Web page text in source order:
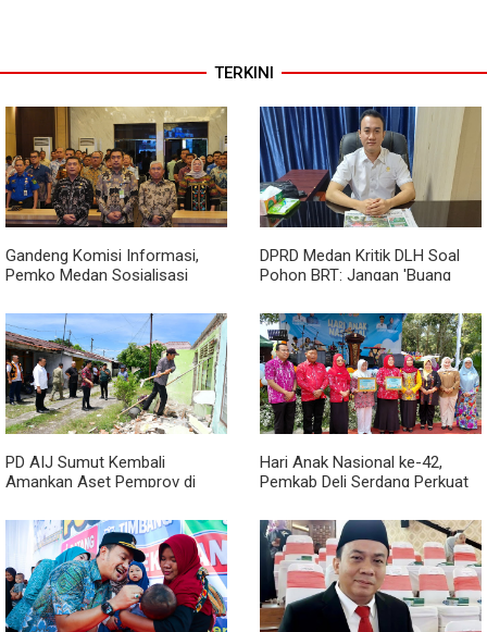
TERKINI
Gandeng Komisi Informasi,
Pemko Medan Sosialisasi
DPRD Medan Kritik DLH Soal
Pohon BRT: Jangan 'Buang
PD AIJ Sumut Kembali
Amankan Aset Pemprov di
Bioskop Ria Dibongkar
Hari Anak Nasional ke-42,
Pemkab Deli Serdang Perkuat